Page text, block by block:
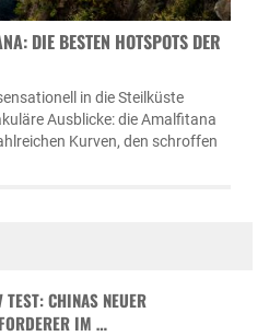
DIE BESTEN HOTSPOTS DER A
in die Steilküste
Ausblicke: die Amalfitana
Kurven, den schroffen
TEST: CHINAS NEUER
IM …